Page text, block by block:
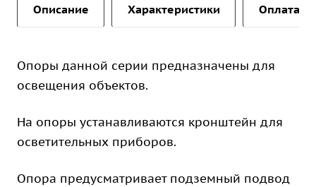
Описание Характеристики Оплата и
Опоры данной серии предназначены для
освещения объектов.
На опоры устанавливаются кронштейн для
осветительных приборов.
Опора предусматривает подземный подвод